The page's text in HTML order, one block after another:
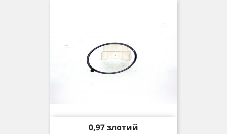
Price
0,97 злотий